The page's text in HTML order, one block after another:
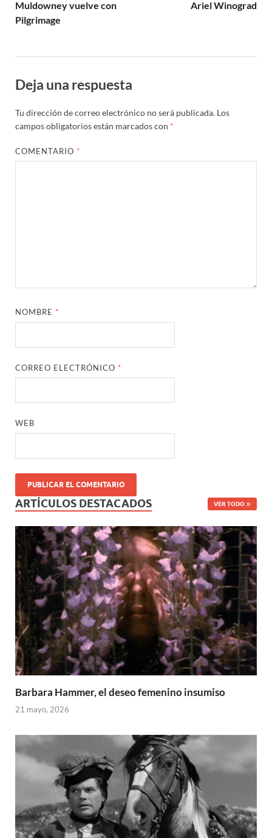
Muldowney vuelve con
Pilgrimage
Ariel Winograd
Deja una respuesta
Tu dirección de correo electrónico no será publicada. Los
campos obligatorios están marcados con *
COMENTARIO *
NOMBRE *
CORREO ELECTRÓNICO *
WEB
ARTÍCULOS DESTACADOS VER TODO
Barbara Hammer, el deseo femenino insumiso
21 mayo, 2026